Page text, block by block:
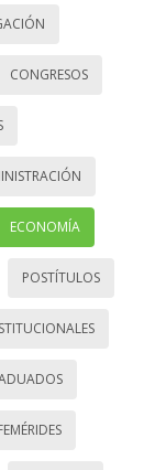
CONGRESOS
ECONOMÍA
POSTÍTULOS